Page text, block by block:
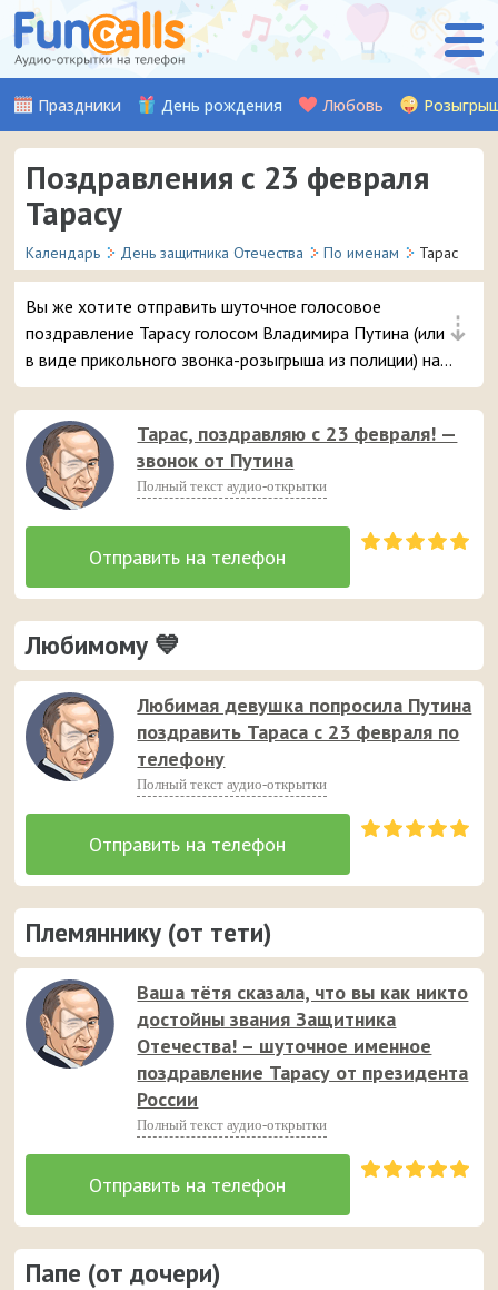
Праздники День рождения Любовь
Поздравления с 23 февраля
Тарасу
Календарь День защитника Отечества По именам Тарас
⇣
Вы же хотите отправить шуточное голосовое
поздравление Тарасу голосом Владимира Путина (или
в виде прикольного звонка-розыгрыша из полиции) на
телефон в День защитника Отечества? 😘 Будьте
уверены, ему точно понравится – и неожиданный
звонок и такое смешное аудио послание 😆
Тарас, поздравляю с 23 февраля! —
звонок от Путина
Полный текст аудио-открытки
Любимому 💙
Любимая девушка попросила Путина
поздравить Тараса с 23 февраля по
телефону
Полный текст аудио-открытки
Племяннику (от тети)
Ваша тётя сказала, что вы как никто
достойны звания Защитника
Отечества! – шуточное именное
поздравление Тарасу от президента
России
Полный текст аудио-открытки
Папе (от дочери)